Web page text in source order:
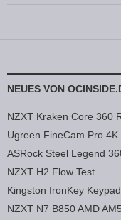
NEUES VON
NZXT Kraken Core 360
Ugreen FineCam Pro 4K
ASRock Steel Legend
NZXT H2 Flow Test
Kingston IronKey
NZXT N7 B850 AMD